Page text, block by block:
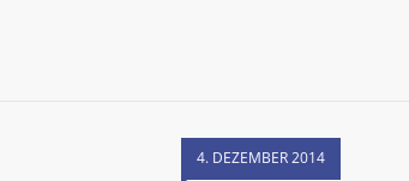
4. DEZEMBER 2014